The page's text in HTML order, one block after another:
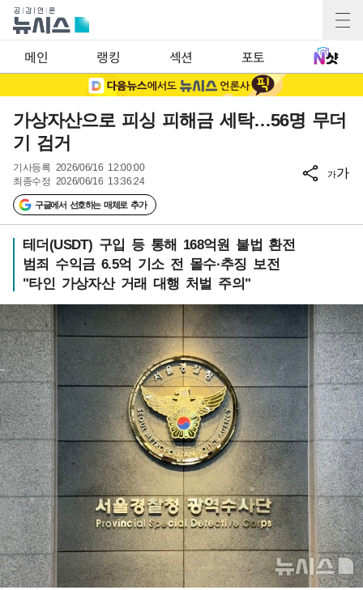
메인 랭킹 섹션 포토
가상자산으로 피싱 피해금 세탁…56명 무더
기 검거
기사등록 2026/06/16 12:00:00
최종수정 2026/06/16 13:36:24
구글에서 선호하는 매체로 추가
가가
테더(USDT) 구입 등 통해 168억원 불법 환전
범죄 수익금 6.5억 기소 전 몰수·추징 보전
"타인 가상자산 거래 대행 처벌 주의"